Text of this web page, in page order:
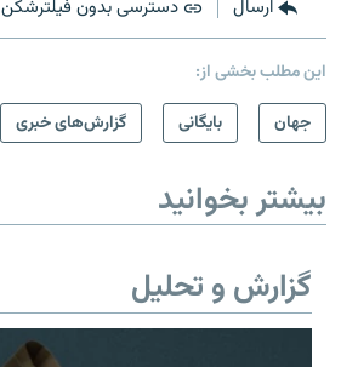
ارسال دسترسی بدون فیلترشکن
این مطلب بخشی از:
جهان
بایگانی گزارش‌های خبری
بیشتر بخوانید
گزارش و تحلیل